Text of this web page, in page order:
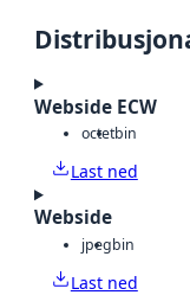
Webside ECW
octetbin
Last ned
Webside
jpegbin
Last ned